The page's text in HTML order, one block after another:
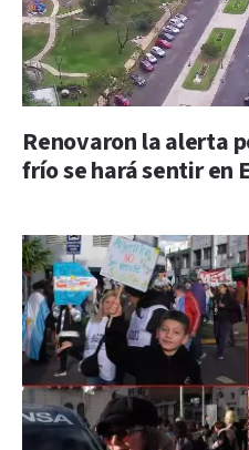
Renovaron la alerta
frío se hará sentir en